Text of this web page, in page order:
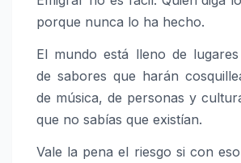
porque nunca lo ha hecho.
El mundo está lleno de
de sabores que harán
de música, de personas y
que no sabías que existían.
Vale la pena el riesgo si con